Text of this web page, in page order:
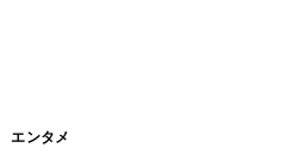
エンタメ